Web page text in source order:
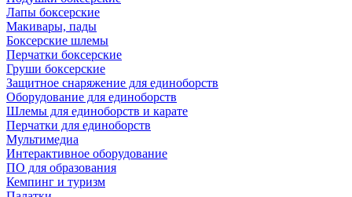
Лапы боксерские
Макивары, пады
Боксерские шлемы
Перчатки боксерские
Груши боксерские
Защитное снаряжение для единоборств
Оборудование для единоборств
Шлемы для единоборств и карате
Перчатки для единоборств
Мультимедиа
Интерактивное оборудование
ПО для образования
Кемпинг и туризм